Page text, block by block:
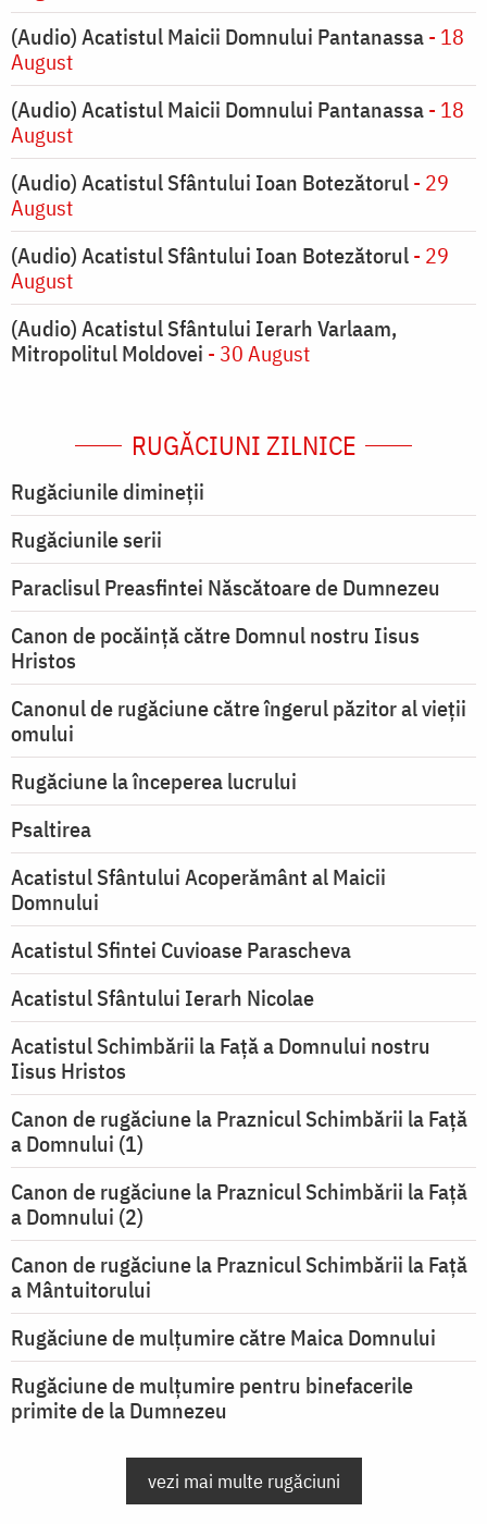
(Audio) Acatistul Maicii Domnului Pantanassa- 18
August
(Audio) Acatistul Maicii Domnului Pantanassa- 18
August
(Audio) Acatistul Sfântului Ioan Botezătorul- 29
August
(Audio) Acatistul Sfântului Ioan Botezătorul- 29
August
(Audio) Acatistul Sfântului Ierarh Varlaam,
Mitropolitul Moldovei - 30 August
RUGĂCIUNI ZILNICE
Rugăciunile dimineții
Rugăciunile serii
Paraclisul Preasfintei Născătoare de Dumnezeu
Canon de pocăință către Domnul nostru Iisus
Hristos
Canonul de rugăciune către îngerul păzitor al vieții
omului
Rugăciune la începerea lucrului
Psaltirea
Acatistul Sfântului Acoperământ al Maicii
Domnului
Acatistul Sfintei Cuvioase Parascheva
Acatistul Sfântului Ierarh Nicolae
Acatistul Schimbării la Faţă a Domnului nostru
Iisus Hristos
Canon de rugăciune la Praznicul Schimbării la Faţă
a Domnului (1)
Canon de rugăciune la Praznicul Schimbării la Faţă
a Domnului (2)
Canon de rugăciune la Praznicul Schimbării la Față
a Mântuitorului
Rugăciune de mulţumire către Maica Domnului
Rugăciune de mulțumire pentru binefacerile
primite de la Dumnezeu
vezi mai multe rugăciuni